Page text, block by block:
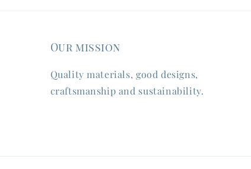
Our mission
Quality materials, good designs,
craftsmanship and sustainability.